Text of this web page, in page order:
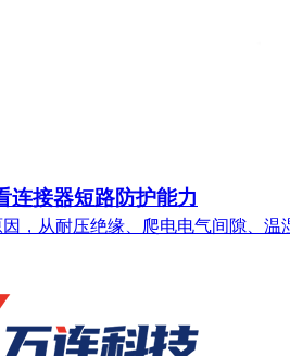
连接器短路防护能力
，从耐压绝缘、爬电电气间隙、温